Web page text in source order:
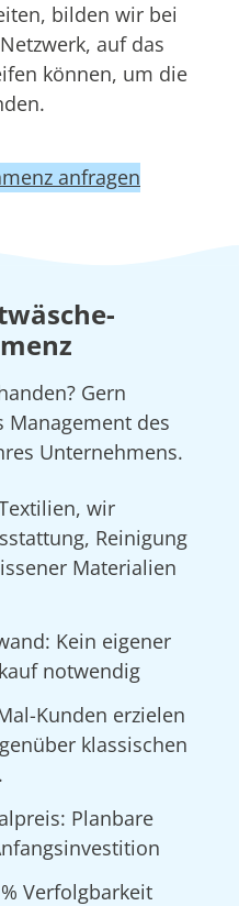
bilden wir bei
auf das
können, um die
anfragen
Gern
Management des
Unternehmens.
wir
Reinigung
Materialien
Kein eigener
notwendig
Kunden erzielen
klassischen
Planbare
Verfolgbarkeit